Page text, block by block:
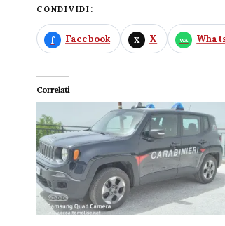
CONDIVIDI:
Facebook X
Correlati